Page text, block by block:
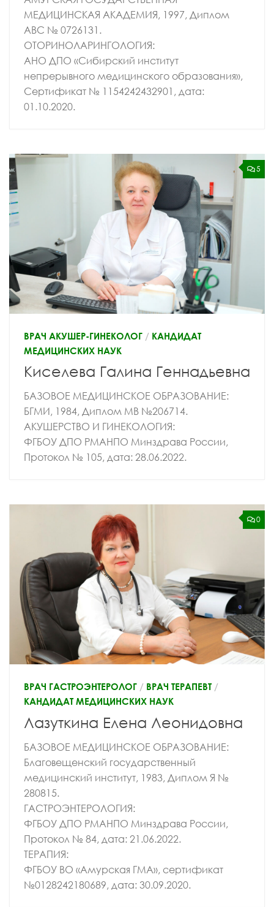
МЕДИЦИНСКАЯ АКАДЕМИЯ, 1997, Диплом
АВС № 0726131.
ОТОРИНОЛАРИНГОЛОГИЯ:
АНО ДПО «Сибирский институт
непрерывного медицинского образования»,
Сертификат № 1154242432901, дата:
01.10.2020.
5
ВРАЧ АКУШЕР-ГИНЕКОЛОГ / КАНДИДАТ
МЕДИЦИНСКИХ НАУК
Киселева Галина Геннадьевна
БАЗОВОЕ МЕДИЦИНСКОЕ ОБРАЗОВАНИЕ:
БГМИ, 1984, Диплом МВ №206714.
АКУШЕРСТВО И ГИНЕКОЛОГИЯ:
ФГБОУ ДПО РМАНПО Минздрава России,
Протокол № 105, дата: 28.06.2022.
0
ВРАЧ ГАСТРОЭНТЕРОЛОГ / ВРАЧ ТЕРАПЕВТ/
КАНДИДАТ МЕДИЦИНСКИХ НАУК
Лазуткина Елена Леонидовна
БАЗОВОЕ МЕДИЦИНСКОЕ ОБРАЗОВАНИЕ:
Благовещенский государственный
медицинский институт, 1983, Диплом Я №
280815.
ГАСТРОЭНТЕРОЛОГИЯ:
ФГБОУ ДПО РМАНПО Минздрава России,
Протокол № 84, дата: 21.06.2022.
ТЕРАПИЯ:
ФГБОУ ВО «Амурская ГМА», сертификат
№0128242180689, дата: 30.09.2020.